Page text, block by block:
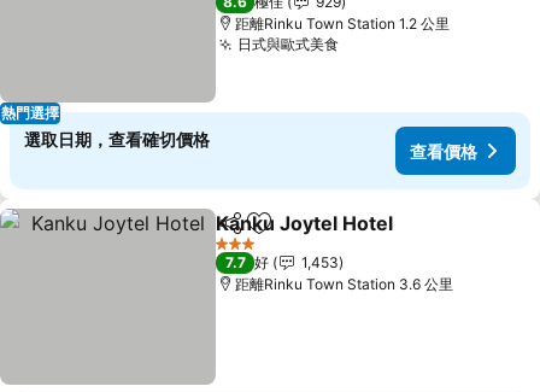
熱門選擇
距離Rinku Town Station 1.2 公里
日式與歐式美食
選取日期，查看確切價格
查看價格
分享 放到收藏夾
Kanku Joytel Hotel
3 星級
7.7 好
1,453
距離Rinku Town Station 3.6 公里